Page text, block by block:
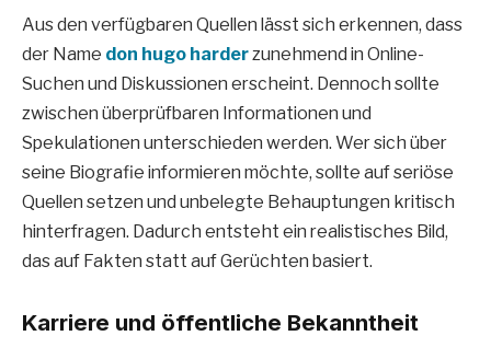
Aus den verfügbaren Quellen lässt sich erkennen, dass
der Name don hugo harderzunehmend in Online-
Suchen und Diskussionen erscheint. Dennoch sollte
zwischen überprüfbaren Informationen und
Spekulationen unterschieden werden. Wer sich über
seine Biografie informieren möchte, sollte auf seriöse
Quellen setzen und unbelegte Behauptungen kritisch
hinterfragen. Dadurch entsteht ein realistisches Bild,
das auf Fakten statt auf Gerüchten basiert.
Karriere und öffentliche Bekanntheit